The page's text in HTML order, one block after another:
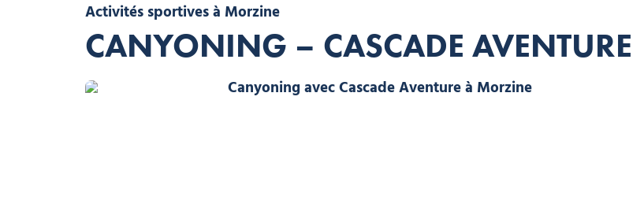
Activités sportivesà Morzine
CANYONING – CASCADE AVENTURE
Canyoning avec Cascade Aventure à Morzine
Droits accordés